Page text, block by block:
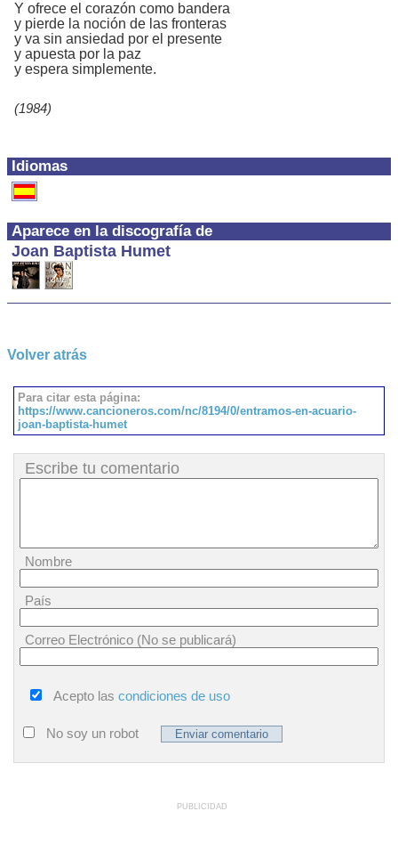
Idiomas
Aparece en la discografía de
Joan Baptista Humet
Y ofrece el corazón como bandera
y pierde la noción de las fronteras
y va sin ansiedad por el presente
y apuesta por la paz
y espera simplemente.
(1984)
Volver atrás
Para citar esta página:
https://www.cancioneros.com/nc/8194/0/entramos-en-acuario-
joan-baptista-humet
Escribe tu comentario
Nombre
País
Correo Electrónico (No se publicará)
Acepto las condiciones de uso
No soy un robot
PUBLICIDAD